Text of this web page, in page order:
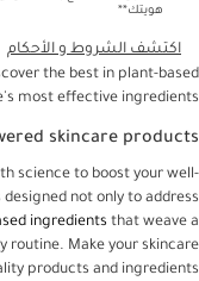
هويتك**
اكتشف الشروط و الأحكام
the best in plant-based
most effective ingredients.
skincare products
science to boost your well-
not only to address
ingredients that weave a
routine. Make your skincare
products and ingredients.